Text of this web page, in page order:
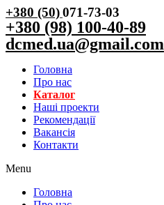
+380 (50)071-73-03
+380 (98) 100-40-89
dcmed.ua@gmail.com
Головна
Про нас
Каталог
Нашi проекти
Рекомендації
Вакансiя
Контакти
Menu
Головна